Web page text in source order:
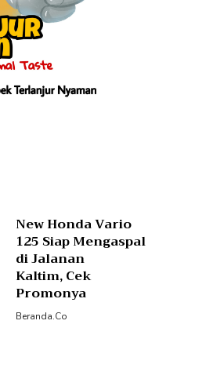
New Honda Vario
125 Siap Mengaspal
di Jalanan
Kaltim, Cek
Promonya
Beranda.co